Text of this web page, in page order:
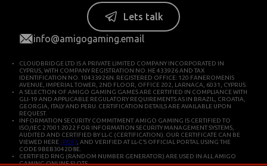
Lets talk
info@amigogaming.email
CLOUDBRIDGE LTD IS A PRIVATE LIMITED COMPANY INCORPORATED IN
CYPRUS, WITH COMPANY REGISTRATION NO. HE 433926 AND TAX
IDENTIFICATION NO. 10433926N. REGISTERED OFFICE: 120 FANEROMENIS
AVENUE, IMPERIAL TOWER, 2ND FLOOR, OFFICE 202, LARNACA, 6031, CYPRUS.
A SELECTION OF AMIGO GAMING GAMES ARE CERTIFIED IN COMPLIANCE WITH
GLI-19 AND APPLICABLE REGULATORY REQUIREMENTS AS IN BRAZIL, CROATIA,
GEORGIA, ITALY AND PERU. CERTIFICATION DETAILS ARE AVAILABLE UPON
REQUEST.
INFORMATION SECURITY COMMITMENT: AMIGO GAMING IS CERTIFIED TO
ISO/IEC 27001:2022 FOR INFORMATION SECURITY MANAGEMENT SYSTEMS,
AUDITED AND CERTIFIED BY LL-C (CERTIFICATION). OUR CERTIFICATE CAN BE
VIEWED HERE (PDF) , AND VERIFIED AT LL-C’S OFFICIAL PORTAL USING THE
CODE 9BEB3042D8E.
CERTIFIED RNG (RANDOM NUMBER GENERATOR) ARE USED IN ALL AMIGO
GAMING ONLINE SLOTS.